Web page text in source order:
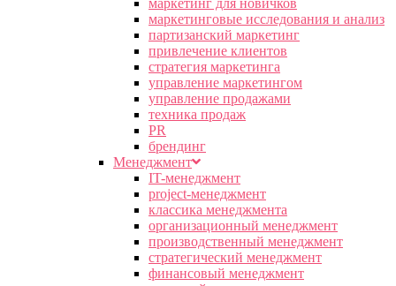
маркетинг для новичков
маркетинговые исследования и анализ
партизанский маркетинг
привлечение клиентов
стратегия маркетинга
управление маркетингом
управление продажами
техника продаж
PR
брендинг
Менеджмент
IT-менеджмент
project-менеджмент
классика менеджмента
организационный менеджмент
производственный менеджмент
стратегический менеджмент
финансовый менеджмент